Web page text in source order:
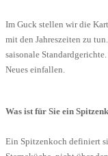
Im Guck stellen wir die
mit den Jahreszeiten zu
saisonale
Neues einfallen.
Was ist für Sie ein
Ein Spitzenkoch definiert